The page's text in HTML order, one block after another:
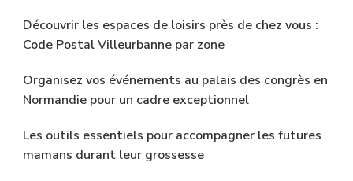
Découvrir les espaces de loisirs près de chez vous :
Code Postal Villeurbanne par zone
Organisez vos événements au palais des congrès en
Normandie pour un cadre exceptionnel
Les outils essentiels pour accompagner les futures
mamans durant leur grossesse